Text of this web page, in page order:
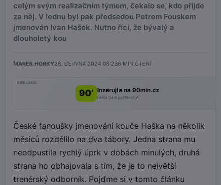
celým svým realizačním týmem, čekalo se, kdo přijde
za něj. V lednu byl pak předsedou Petrem Fouskem
jmenován Ivan Hašek. Nutno říci, že bývalý a
dlouholetý kou
MAREK HORKÝ28. ČERVNA 2024 08:236 MIN ČTENÍ
REKLAMA
90’ Inzerujte na 90min.cz
Reklama a partnerství
České fanoušky jmenování kouče Haška na několik
měsíců rozdělilo na dva tábory. Jedna strana mu
neodpustila rychlý úprk v dobách minulých, druhá
strana ho obhajovala s tím, že je to největší
trenérský odborník. Pojďme si v tomto článku